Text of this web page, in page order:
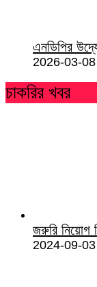
এনডিপির
2026-03-08
চাকরির খবর
জরুরি নিয়োগ
2024-09-03